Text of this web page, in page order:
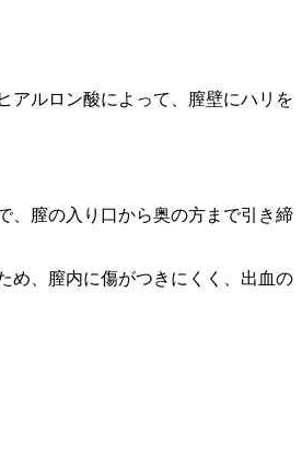
アルロン酸によって、膣壁にハリを
、膣の入り口から奥の方まで引き締
め、膣内に傷がつきにくく、出血の